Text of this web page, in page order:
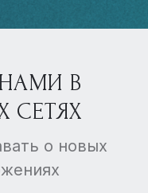
В
СЕТЯХ
о новых